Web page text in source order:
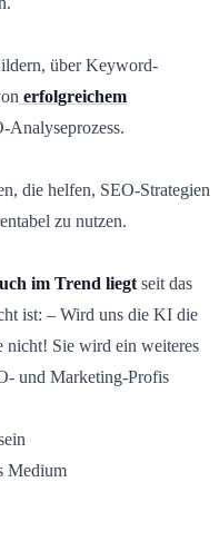
über Keyword-
erfolgreichem
Analyseprozess.
die helfen, SEO-Strategien
zu nutzen.
im Trend liegt seit das
ist: – Wird uns die KI die
nicht! Sie wird ein weiteres
und Marketing-Profis
Medium